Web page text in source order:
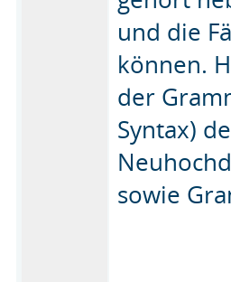
und die
können.
der
Syntax)
sowie